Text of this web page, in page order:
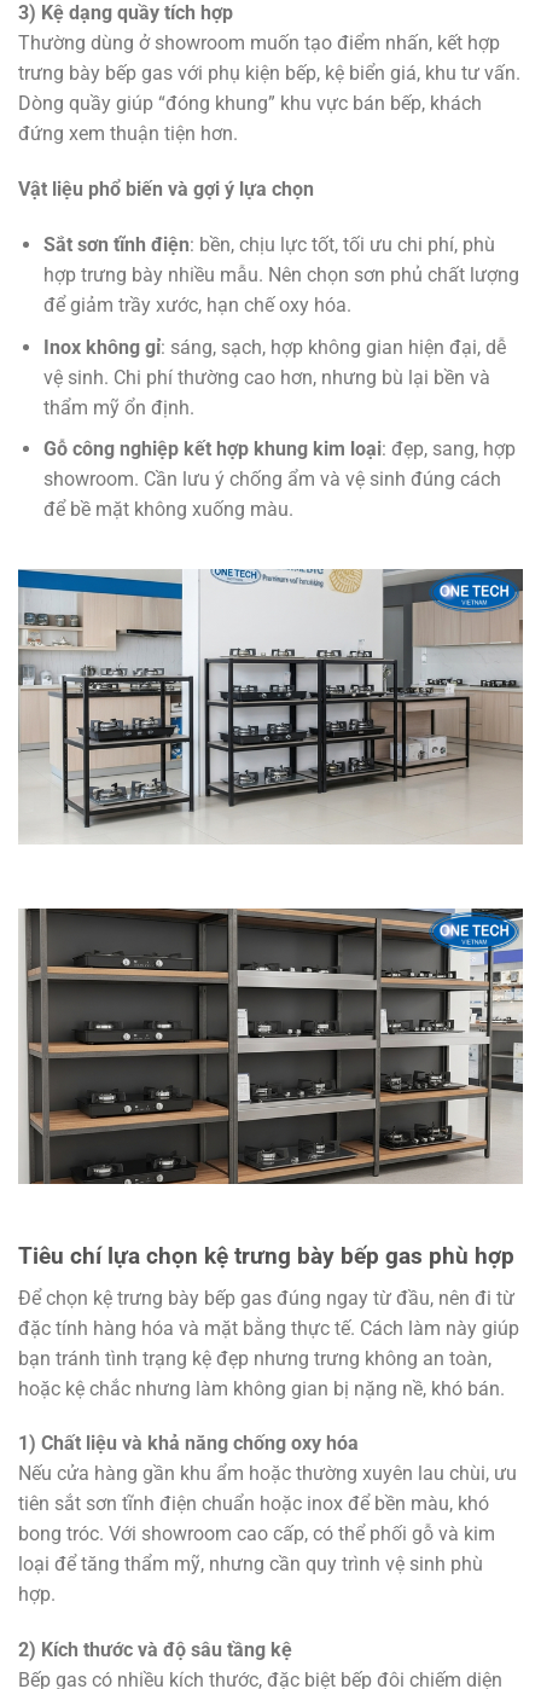
3) Kệ dạng quầy tích hợp
Thường dùng ở showroom muốn tạo điểm nhấn, kết hợp
trưng bày bếp gas với phụ kiện bếp, kệ biển giá, khu tư vấn.
Dòng quầy giúp “đóng khung” khu vực bán bếp, khách
đứng xem thuận tiện hơn.
Vật liệu phổ biến và gợi ý lựa chọn
Sắt sơn tĩnh điện: bền, chịu lực tốt, tối ưu chi phí, phù
hợp trưng bày nhiều mẫu. Nên chọn sơn phủ chất lượng
để giảm trầy xước, hạn chế oxy hóa.
Inox không gỉ: sáng, sạch, hợp không gian hiện đại, dễ
vệ sinh. Chi phí thường cao hơn, nhưng bù lại bền và
thẩm mỹ ổn định.
Gỗ công nghiệp kết hợp khung kim loại: đẹp, sang, hợp
showroom. Cần lưu ý chống ẩm và vệ sinh đúng cách
để bề mặt không xuống màu.
Tiêu chí lựa chọn kệ trưng bày bếp gas phù hợp
Để chọn kệ trưng bày bếp gas đúng ngay từ đầu, nên đi từ
đặc tính hàng hóa và mặt bằng thực tế. Cách làm này giúp
bạn tránh tình trạng kệ đẹp nhưng trưng không an toàn,
hoặc kệ chắc nhưng làm không gian bị nặng nề, khó bán.
1) Chất liệu và khả năng chống oxy hóa
Nếu cửa hàng gần khu ẩm hoặc thường xuyên lau chùi, ưu
tiên sắt sơn tĩnh điện chuẩn hoặc inox để bền màu, khó
bong tróc. Với showroom cao cấp, có thể phối gỗ và kim
loại để tăng thẩm mỹ, nhưng cần quy trình vệ sinh phù
hợp.
2) Kích thước và độ sâu tầng kệ
Bếp gas có nhiều kích thước, đặc biệt bếp đôi chiếm diện